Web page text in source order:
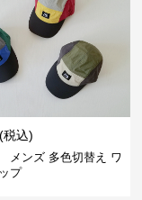
(税込)
メンズ 多色切替え ワ
プ